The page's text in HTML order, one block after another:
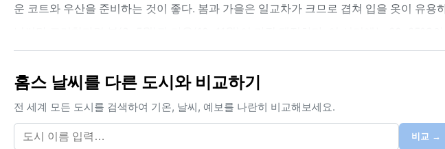
운 코트와 우산을 준비하는 것이 좋다. 봄과 가을은 일교차가 크므로 겹쳐 입을 옷이 유용
다. 여름은 무더위가 기승을 부리지만, 밤에는 지중해에서 불어오는 시원한 바람이 더위
신'이 있다. 이 바람이 불면 시야가 흐려지고 기온이 급상승하니, 외출 시 마스크나 스카프
홈스 날씨를 다른 도시와 비교하기
전 세계 모든 도시를 검색하여 기온, 날씨, 예보를 나란히 비교해보세요.
비교 →